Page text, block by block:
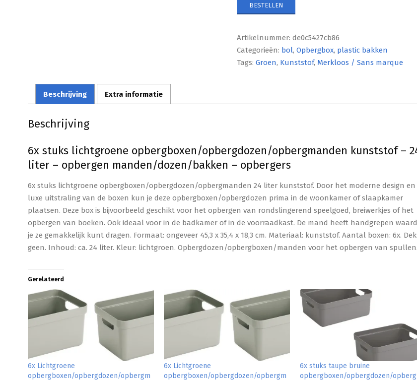
BESTELLEN
Artikelnummer:de0c5427cb86
Categorieën: bol,Opbergbox, plastic bakken
Tags:Groen, Kunststof, Merkloos / Sans marque
Beschrijving Extra informatie
Beschrijving
6x stuks lichtgroene opbergboxen/opbergdozen/opbergmanden kunststof –
liter – opbergen manden/dozen/bakken – opbergers
6x stuks lichtgroene opbergboxen/opbergdozen/opbergmanden 24 liter kunststof. Door het moderne design en
luxe uitstraling van de boxen kun je deze opbergboxen/opbergdozen prima in de woonkamer of slaapkamer
plaatsen. Deze box is bijvoorbeeld geschikt voor het opbergen van rondslingerend speelgoed, breiwerkjes of het
opbergen van boeken. Ook ideaal voor in de badkamer of in de voorraadkast. De mand heeft handgrepen
je ze gemakkelijk kunt dragen. Formaat: ongeveer 45,3 x 35,4 x 18,3 cm. Materiaal: kunststof. Aantal boxen: 6x.
geen. Inhoud: ca. 24 liter. Kleur: lichtgroen. Opbergdozen/opbergboxen/manden voor het opbergen van spullen.
Gerelateerd
6x Lichtgroene
opbergboxen/opbergdozen/opbergm
6x Lichtgroene
opbergboxen/opbergdozen/opbergm
6x stuks taupe bruine
opbergboxen/opbergdozen/